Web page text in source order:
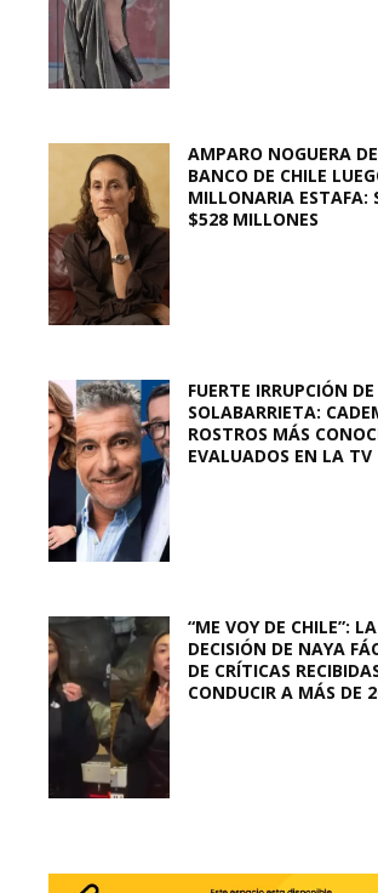
AMPARO NOGUERA
BANCO DE CHILE
MILLONARIA ESTAFA:
$528 MILLONES
FUERTE IRRUPCIÓN DE
SOLABARRIETA:
ROSTROS MÁS
EVALUADOS EN LA TV
“ME VOY DE CHILE”:
DECISIÓN DE NAYA
DE CRÍTICAS
CONDUCIR A MÁS DE